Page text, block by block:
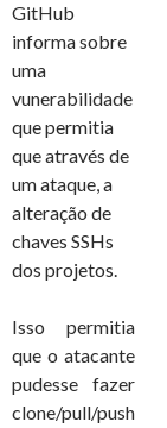
GitHub
informa sobre
uma
vunerabilidade
que permitia
que através de
um ataque, a
alteração de
chaves SSHs
dos projetos.
Isso permitia
que o atacante
pudesse fazer
clone/pull/push